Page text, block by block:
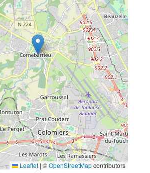
Leaflet| ©OpenStreetMapcontributors